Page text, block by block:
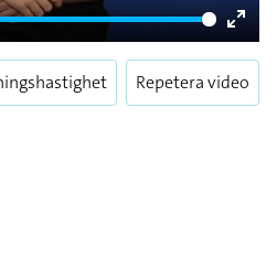
Enter
Repetera video